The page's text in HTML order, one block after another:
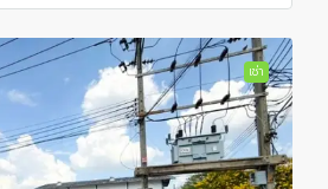
เช่า